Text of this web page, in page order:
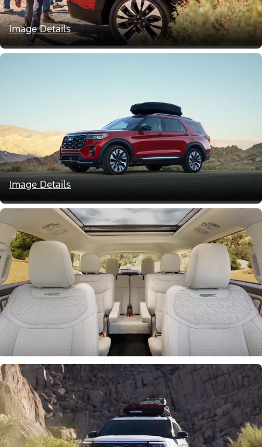
Image Details
Image Details